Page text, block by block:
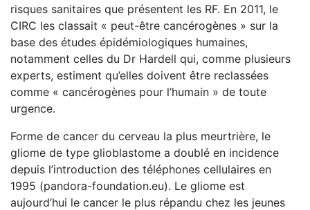
risques sanitaires que présentent les RF. En 2011, le
CIRC les classait « peut-être cancérogènes » sur la
base des études épidémiologiques humaines,
notamment celles du Dr Hardell qui, comme plusieurs
experts, estiment qu’elles doivent être reclassées
comme « cancérogènes pour l’humain » de toute
urgence.
Forme de cancer du cerveau la plus meurtrière, le
gliome de type glioblastome a doublé en incidence
depuis l’introduction des téléphones cellulaires en
1995 (pandora-foundation.eu). Le gliome est
aujourd’hui le cancer le plus répandu chez les jeunes